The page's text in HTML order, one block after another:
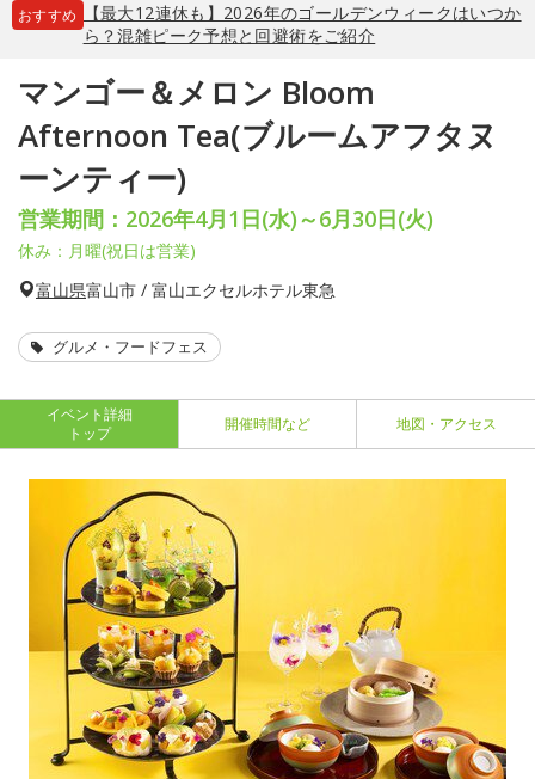
おすすめ
【最大12連休も】2026年のゴールデンウィークはいつか
ら？混雑ピーク予想と回避術をご紹介
マンゴー＆メロン Bloom
Afternoon Tea(ブルームアフタヌ
ーンティー)
営業期間：2026年4月1日(水)～6月30日(火)
休み：月曜(祝日は営業)
富山県富山市 / 富山エクセルホテル東急
グルメ・フードフェス
イベント詳細
トップ
開催時間など 地図・アクセス